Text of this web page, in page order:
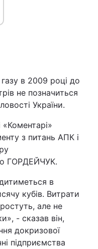
в 2009 році до
не позначиться
України.
з питань АПК і
ГОРДЕЙЧУК.
в
кубів. Витрати
але не
- сказав він,
докризової
підприємства